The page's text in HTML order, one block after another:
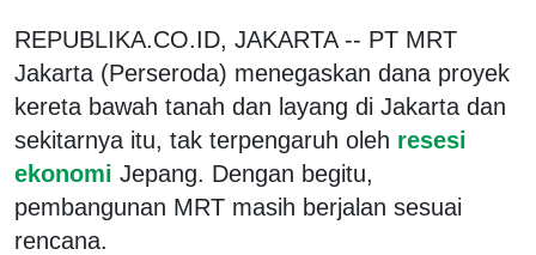
REPUBLIKA.CO.ID, JAKARTA -- PT MRT
Jakarta (Perseroda) menegaskan dana proyek
kereta bawah tanah dan layang di Jakarta dan
sekitarnya itu, tak terpengaruh oleh resesi
ekonomi Jepang. Dengan begitu,
pembangunan MRT masih berjalan sesuai
rencana.